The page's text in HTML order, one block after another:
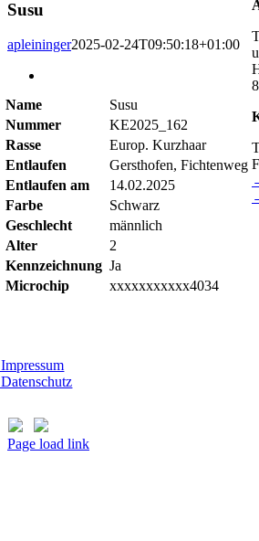
Susu
apleininger2025-02-24T09:50:18+01:00
Name
Susu
Nummer
KE2025_162
Rasse
Europ. Kurzhaar
Entlaufen
Gersthofen, Fichtenweg
Entlaufen am
14.02.2025
Farbe
Schwarz
Geschlecht
männlich
Alter
2
Kennzeichnung Ja
Microchip
xxxxxxxxxxx4034
Page load link